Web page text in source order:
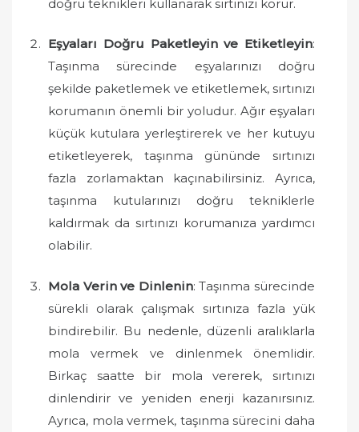
doğru teknikleri kullanarak sırtınızı korur.
Eşyaları Doğru Paketleyin ve Etiketleyin:
Taşınma sürecinde eşyalarınızı doğru
şekilde paketlemek ve etiketlemek, sırtınızı
korumanın önemli bir yoludur. Ağır eşyaları
küçük kutulara yerleştirerek ve her kutuyu
etiketleyerek, taşınma gününde sırtınızı
fazla zorlamaktan kaçınabilirsiniz. Ayrıca,
taşınma kutularınızı doğru tekniklerle
kaldırmak da sırtınızı korumanıza yardımcı
olabilir.
Mola Verin ve Dinlenin: Taşınma sürecinde
sürekli olarak çalışmak sırtınıza fazla yük
bindirebilir. Bu nedenle, düzenli aralıklarla
mola vermek ve dinlenmek önemlidir.
Birkaç saatte bir mola vererek, sırtınızı
dinlendirir ve yeniden enerji kazanırsınız.
Ayrıca, mola vermek, taşınma sürecini daha